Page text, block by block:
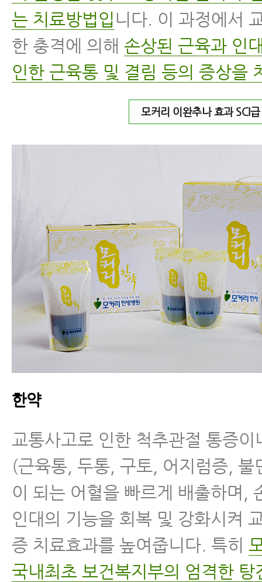
는 치료방법입 니다. 이 과정에서
한 충격에 의해 손상된 근육과 인
인한 근육통 및 결림 등의 증상을
모커리 이완추나 효과 SCI
한약
교통사고로 인한 척추관절 통증이
(근육통, 두통, 구토, 어지럼증, 불
이 되는 어혈을 빠르게 배출하며,
인대의 기능을 회복 및 강화시켜
증 치료효과를 높여줍니다. 특히
국내최초 보건복지부의 엄격한 탕